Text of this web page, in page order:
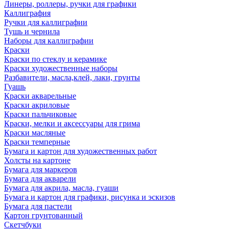
Линеры, роллеры, ручки для графики
Каллиграфия
Ручки для каллиграфии
Тушь и чернила
Наборы для каллиграфии
Краски
Краски по стеклу и керамике
Краски художественные наборы
Разбавители, масла,клей, лаки, грунты
Гуашь
Краски акварельные
Краски акриловые
Краски пальчиковые
Краски, мелки и аксессуары для грима
Краски масляные
Краски темперные
Бумага и картон для художественных работ
Холсты на картоне
Бумага для маркеров
Бумага для акварели
Бумага для акрила, масла, гуаши
Бумага и картон для графики, рисунка и эскизов
Бумага для пастели
Картон грунтованный
Скетчбуки